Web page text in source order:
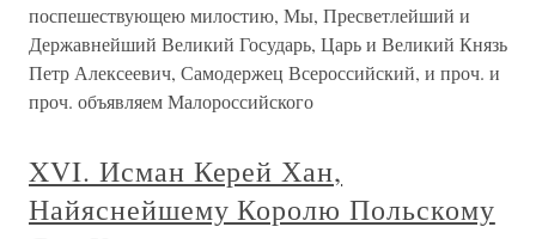
поспешествующею милостию, Мы, Пресветлейший и
Державнейший Великий Государь, Царь и Великий Князь
Петр Алексеевич, Самодержец Всероссийский, и проч. и
проч. объявляем Малороссийского
XVI. Исман Керей Хан,
Найяснейшему Королю Польскому